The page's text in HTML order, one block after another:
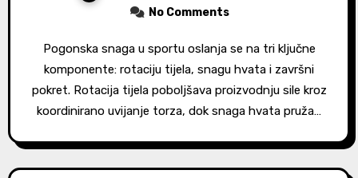
No Comments
Pogonska snaga u sportu oslanja se na tri ključne
komponente: rotaciju tijela, snagu hvata i završni
pokret. Rotacija tijela poboljšava proizvodnju sile kroz
koordinirano uvijanje torza, dok snaga hvata pruža…